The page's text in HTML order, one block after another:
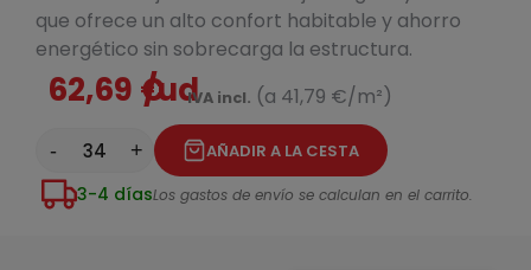
que ofrece un alto confort habitable y ahorro
energético sin sobrecarga la estructura.
62,69 €/udIVA incl. (a 41,79 €/m²)
- + AÑADIR A LA CESTA
3-4 díasLos gastos de envío se calculan en el carrito.